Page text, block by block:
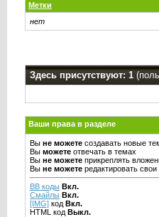
Метки
нет
Здесь присутствуют: 1
Ваши права в разделе
Вы не можетесоздавать новые
Вы можетеотвечать в темах
Вы не можетеприкреплять
Вы не можетередактировать
BB коды Вкл.
Смайлы Вкл.
[IMG]код Вкл.
HTML код Выкл.